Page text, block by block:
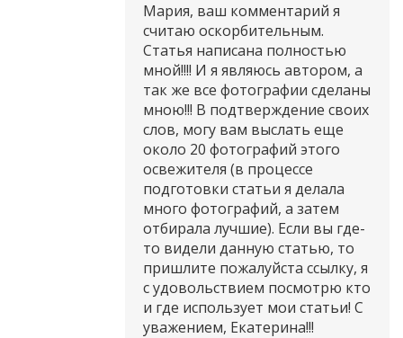
Мария, ваш комментарий я
считаю оскорбительным.
Статья написана полностью
мной!!!! И я являюсь автором, а
так же все фотографии сделаны
мною!!! В подтверждение своих
слов, могу вам выслать еще
около 20 фотографий этого
освежителя (в процессе
подготовки статьи я делала
много фотографий, а затем
отбирала лучшие). Если вы где-
то видели данную статью, то
пришлите пожалуйста ссылку, я
с удовольствием посмотрю кто
и где использует мои статьи! С
уважением, Екатерина!!!